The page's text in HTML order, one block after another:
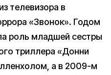
телевизора в
«Звонок». Годом
роль младшей сестры
триллера «Донни
а в 2009-м